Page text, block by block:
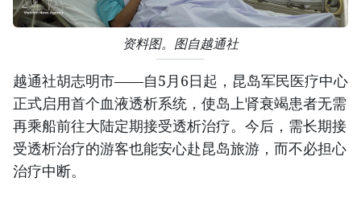
资料图。图自越通社
越通社胡志明市——自5月6日起，昆岛军民医疗中心
正式启用首个血液透析系统，使岛上肾衰竭患者无需
再乘船前往大陆定期接受透析治疗。今后，需长期接
受透析治疗的游客也能安心赴昆岛旅游，而不必担心
治疗中断。